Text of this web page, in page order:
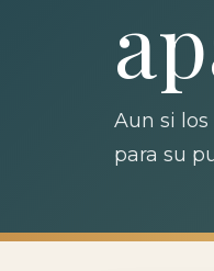
Aun si
para su